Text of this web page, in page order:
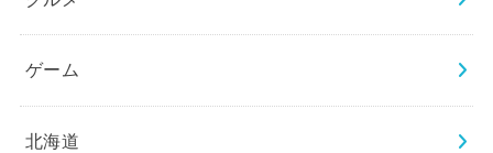
ゲーム
北海道